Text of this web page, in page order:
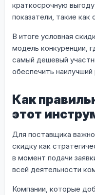
краткосрочную
показатели, такие как
В итоге условная
модель конкуренции,
самый дешевый
обеспечить наилучший
Как
этот
Для поставщика
скидку как
в момент подачи
всей деятельности
Компании, которые